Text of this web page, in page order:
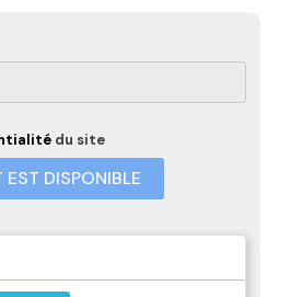
du site
DISPONIBLE